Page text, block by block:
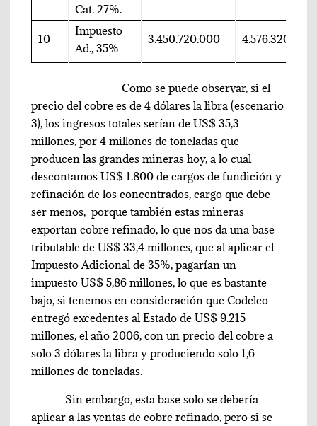
Cat. 27%.
10
Impuesto
Ad., 35%
3.450.720.000 4.576.320.000
Como se puede observar, si el
precio del cobre es de 4 dólares la libra (escenario
3), los ingresos totales serían de US$ 35,3
millones, por 4 millones de toneladas que
producen las grandes mineras hoy, a lo cual
descontamos US$ 1.800 de cargos de fundición y
refinación de los concentrados, cargo que debe
ser menos, porque también estas mineras
exportan cobre refinado, lo que nos da una base
tributable de US$ 33,4 millones, que al aplicar el
Impuesto Adicional de 35%, pagarían un
impuesto US$ 5,86 millones, lo que es bastante
bajo, si tenemos en consideración que Codelco
entregó excedentes al Estado de US$ 9.215
millones, el año 2006, con un precio del cobre a
solo 3 dólares la libra y produciendo solo 1,6
millones de toneladas.
Sin embargo, esta base solo se debería
aplicar a las ventas de cobre refinado, pero si se